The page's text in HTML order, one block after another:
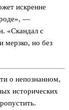
искренне
—
«Скандал с
мерзко, но без
о непознанном,
исторических